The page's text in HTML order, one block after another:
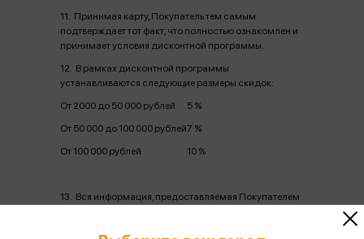
11. Принимая карту, Покупатель тем самым
подтверждает тот факт, что полностью ознакомлен и
принимает условия дисконтной программы.
12. В рамках дисконтной программы
устанавливаются следующие размеры скидок:
От 2000 до 50 000 рублей
5 %
От 50 000 до 100 000 рублей7 %
От 100 000 рублей
10 %
13. Вся информация, предоставляемая Покупателем